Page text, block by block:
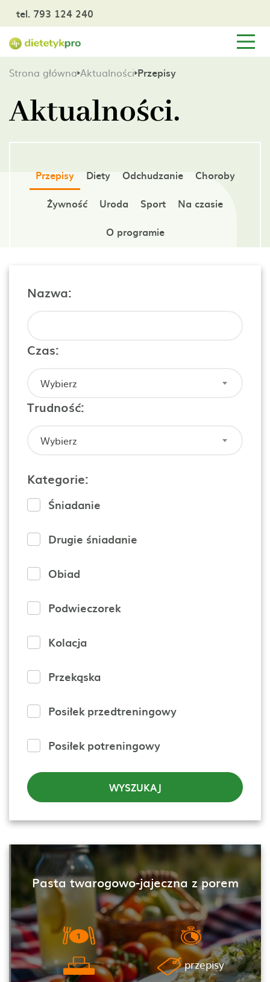
tel. 793 124 240
Strona główna Aktualności Przepisy
Aktualności.
Przepisy Diety Odchudzanie
Choroby
Żywność
Uroda Sport
Na czasie
O programie
Nazwa:
Czas:
Wybierz
Trudność:
Wybierz
Kategorie:
Śniadanie
Drugie śniadanie
Obiad
Podwieczorek
Kolacja
Przekąska
Posiłek przedtreningowy
Posiłek potreningowy
WYSZUKAJ
Pasta twarogowo-jajeczna z porem
przepisy